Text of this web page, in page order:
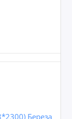
Береза